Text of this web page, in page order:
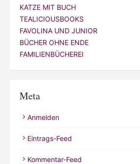
KATZE MIT BUCH
TEALICIOUSBOOKS
FAVOLINA UND JUNIOR
BÜCHER OHNE ENDE
FAMILIENBÜCHEREI
Meta
Anmelden
Eintrags-Feed
Kommentar-Feed